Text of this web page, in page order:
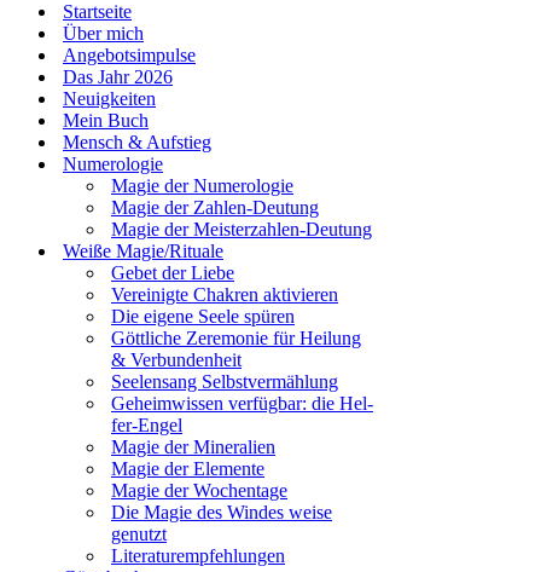
Start­sei­te
Über mich
Ange­bots­im­pul­se
Das Jahr 2026
Neu­ig­kei­ten
Mein Buch
Mensch & Auf­stieg
Num­e­ro­lo­gie
Magie der Num­e­ro­lo­gie
Magie der Zah­­len-Deu­­tung
Magie der Meis­­ter­­zah­­len-Deu­­tung
Wei­ße Magie/​Rituale
Gebet der Lie­be
Ver­ei­nig­te Chak­ren akti­vie­ren
Die eige­ne See­le spü­ren
Gött­li­che Zere­mo­nie für Hei­lung
& Ver­bun­den­heit
See­lensang Selbst­ver­mäh­lung
Geheim­wis­sen ver­füg­bar: die Hel­­
fer-Engel
Magie der Mine­ra­li­en
Magie der Ele­men­te
Magie der Wochen­ta­ge
Die Magie des Win­des wei­se
genutzt
Lite­ra­tur­emp­feh­lun­gen